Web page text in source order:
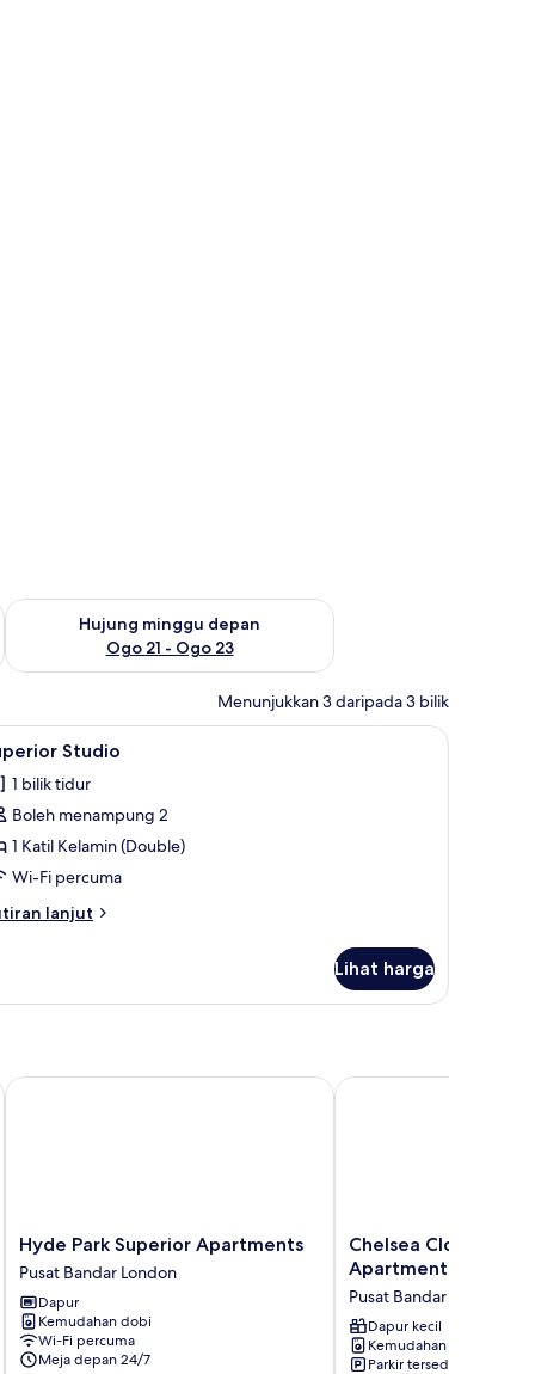
ini Ogo 14 - Ogo 16
Hujung minggu depan
Ogo 21 - Ogo 23
Semak ketersediaan untuk hujung minggu depan Ogo 21 -
Menunjukkan 3 daripada 3 bilik
seterika/papan seterika, Wi-fi percuma, cadar katilSuperior Studio | Meja, seterika/papan
4 Studio
1 bilik tidur
Boleh menampung 2
1 Katil Kelamin (Double)
Wi-Fi percuma
lanjut
Lihat harga
Hyde
Park
Superior
Apartments
Pusat
Bandar
Hyde Park Superior Apartments
Pusat Bandar London
Dapur
Kemudahan dobi
Wi-Fi percuma
Meja depan 24/7
Hyde Park Superior Apartments
Chelsea
Cloisters
Serviced
Apartments
Pusat
Bandar
Chelsea Cloisters
Apartments
Pusat Bandar London
Dapur kecil
Kemudahan dobi
Parkir tersedia
Chelsea Cloisters